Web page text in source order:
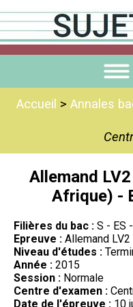
Accueil > Annales
Allemand
Afrique) -
Filières du bac : S - ES
Epreuve : Allemand LV2
Niveau d'études :
Année : 2015
Session : Normale
Centre d'examen :
Date de l'épreuve : 10